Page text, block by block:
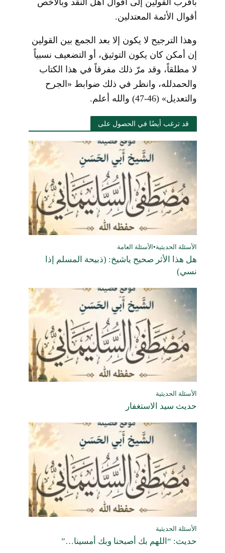
بأقرب القولين إلى أقوال أهل النقد وبالأخص
أقوال الأئمة المعتدلين.
وهذا الترجيح لا يكون إلا بعد الجمع بين القولين
إن أمكن كان يكون التوثيق، أو التضعيف نسبياً
لا مطلقاً، وقد مرّ ذلك مفرقاً في هذا الكتاب
والحمدلله، وانظر في ذلك ضوابط «الجرح
والتعديل» (46-47) والله أعلم.
قد ترغب أيضًا في الحصول على
الأسئلة الحديثية• الأسئلة العامة
هل هذا الأثر صحيح ياشيخ: (ذبيحة المسلم إذا
نسي)
الأسئلة الحديثية
حديث سيد الاستغفار
الأسئلة الحديثية
حديث: “اللهم بك أصبحنا وبك أمسينا…”